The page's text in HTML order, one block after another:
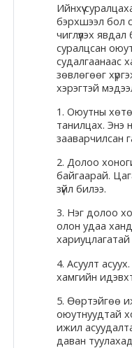
Moodle.com
жишээ 2
Moodle
community
Moodle
free support
Moodle
development
Moodle
Docs
Ийнхүү
бэрхшээл бол
чиглүүлэх
суралцсан
судалгаанаас
зөвлөгөөг
хэрэгтэй
1. Оюутны
танилцах. Энэ
зааварчилсан
2. Долоо
байгаарай.
зүйл билээ.
3. Нэг долоо
олон удаа
4. Асуулт
хамгийн
5. Өөртэйгөө
оюутнуудтай
ижил
даван